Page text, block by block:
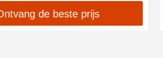
de beste prijs